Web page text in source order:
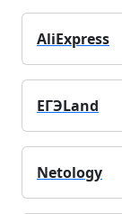
AliExpress
ЕГЭLand
Netology